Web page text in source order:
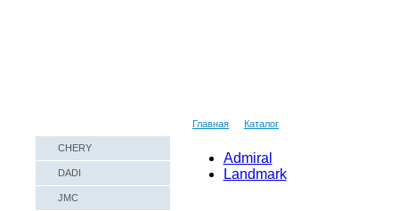
Главная Каталог
CHERY
DADI
JMC
Admiral
Landmark